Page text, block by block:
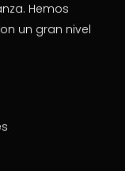
Hemos
un gran nivel